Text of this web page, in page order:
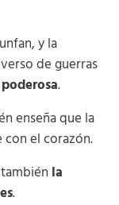
y la
de guerras
.
enseña que la
el corazón.
la
.